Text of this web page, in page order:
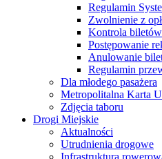
Regulamin
Zwolnienie z
Kontrola biletów
Postępowanie
Anulowanie
Regulamin
Dla młodego pasażera
Metropolitalna Karta
Zdjęcia taboru
Drogi Miejskie
Aktualności
Utrudnienia drogowe
Infrastruktura